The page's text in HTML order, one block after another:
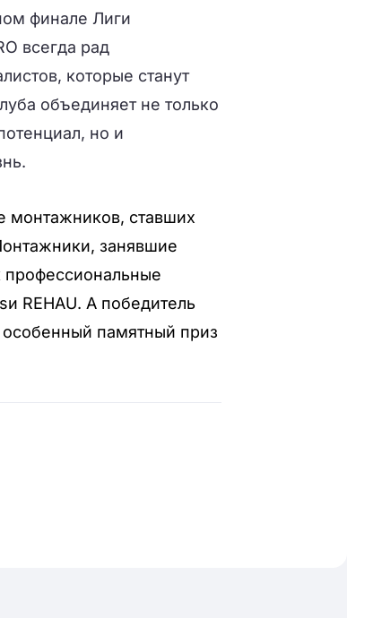
финале Лиги
всегда рад
которые станут
объединяет не только
но и
монтажников, ставших
занявшие
профессиональные
и REHAU. А победитель
памятный приз